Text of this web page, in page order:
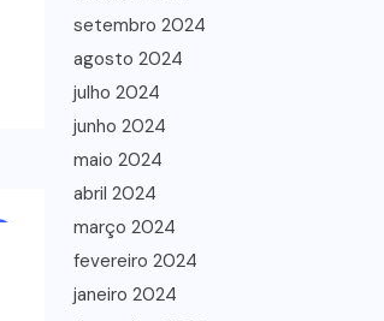
setembro 2024
agosto 2024
julho 2024
junho 2024
maio 2024
abril 2024
março 2024
fevereiro 2024
janeiro 2024